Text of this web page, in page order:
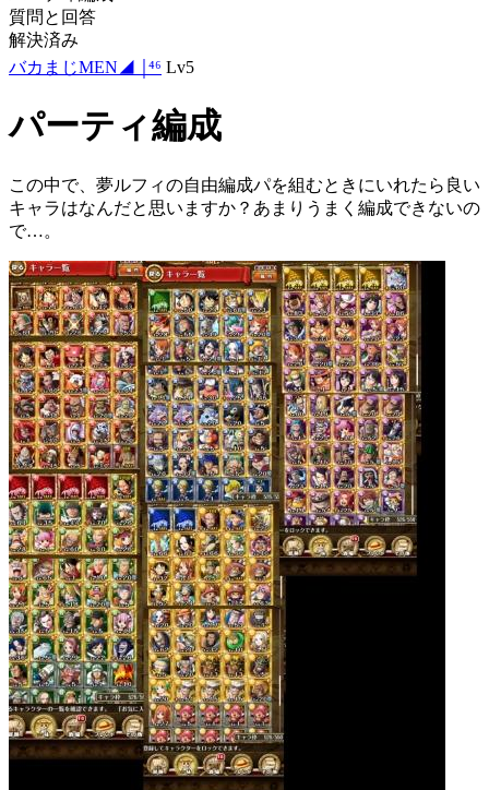
質問と回答
解決済み
バカまじMEN◢ ￨⁴⁶ Lv5
パーティ編成
この中で、夢ルフィの自由編成パを組むときにいれたら良い
キャラはなんだと思いますか？あまりうまく編成できないの
で…。